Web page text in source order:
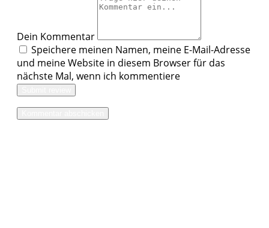
Dein Kommentar
Speichere meinen Namen, meine E-Mail-Adresse
und meine Website in diesem Browser für das
nächste Mal, wenn ich kommentiere